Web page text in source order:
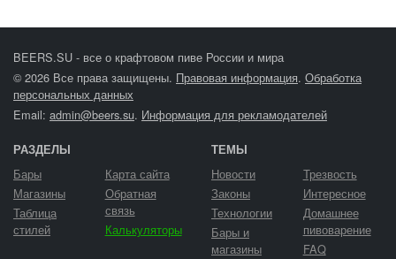
BEERS.SU - все о крафтовом пиве России и мира
© 2026 Все права защищены. Правовая информация. Обработка
персональных данных
Email: admin@beers.su. Информация для рекламодателей
РАЗДЕЛЫ
Бары
Магазины
Таблица
стилей
Карта сайта
Обратная
связь
Калькуляторы
ТЕМЫ
Новости
Законы
Технологии
Бары и
магазины
Трезвость
Интересное
Домашнее
пивоварение
FAQ